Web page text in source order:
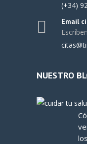
(+34)
Email
NUESTRO